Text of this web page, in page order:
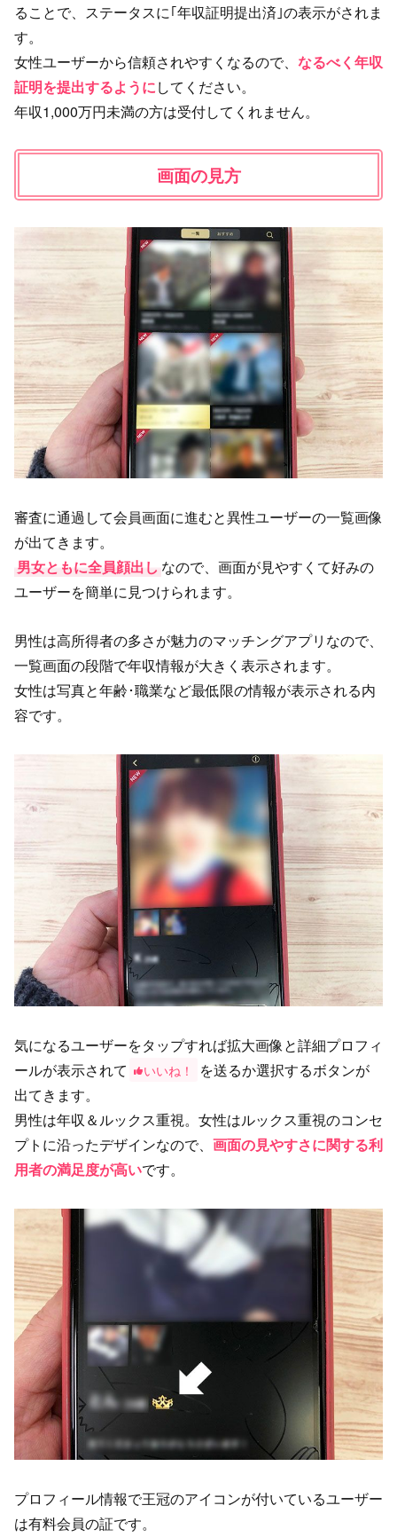
ることで、ステータスに｢年収証明提出済｣の表示がされま
す。
女性ユーザーから信頼されやすくなるので、 なるべく年収
証明を提出するようにしてください。
年収1,000万円未満の方は受付してくれません。
画面の見方
審査に通過して会員画面に進むと異性ユーザーの一覧画像
が出てきます。
男女ともに全員顔出し なので、画面が見やすくて好みの
ユーザーを簡単に見つけられます。
男性は高所得者の多さが魅力のマッチングアプリなので、
一覧画面の段階で年収情報が大きく表示されます。
女性は写真と年齢･職業など最低限の情報が表示される内
容です。
気になるユーザーをタップすれば拡大画像と詳細プロフィ
ールが表示されて
いいね！
を送るか選択するボタンが
出てきます。
男性は年収＆ルックス重視。女性はルックス重視のコンセ
プトに沿ったデザインなので、 画面の見やすさに関する利
用者の満足度が高いです。
プロフィール情報で王冠のアイコンが付いているユーザー
は有料会員の証です。